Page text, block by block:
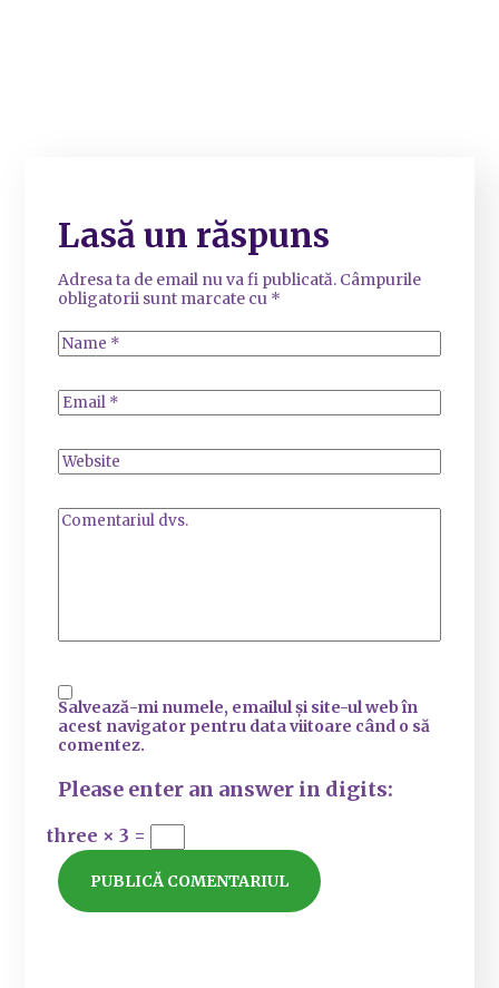
Lasă un răspuns
Adresa ta de email nu va fi publicată. Câmpurile
obligatorii sunt marcate cu *
Salvează-mi numele, emailul și site-ul web în
acest navigator pentru data viitoare când o să
comentez.
Please enter an answer in digits:
three × 3 =